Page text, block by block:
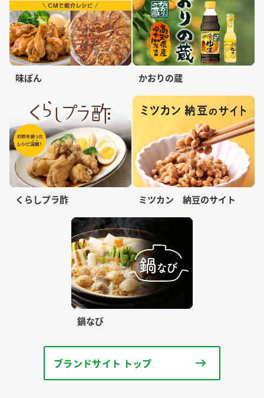
味ぽん かおりの蔵
くらしプラ酢 ミツカン 納豆のサイト
鍋なび
ブランドサイト トップ